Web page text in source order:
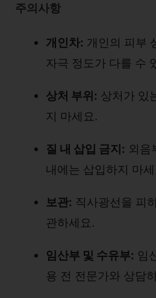
주의사항
개인차: 개인의 피부
자극 정도가 다를 수
상처 부위: 상처가 있
지 마세요.
질 내 삽입 금지: 외음
내에는 삽입하지 마
보관: 직사광선을 피
관하세요.
임산부 및 수유부: 임
용 전 전문가와 상담